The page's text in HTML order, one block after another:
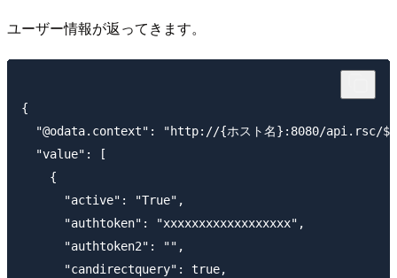
ユーザー情報が返ってきます。
{
"@odata.context": "http://{ホスト名}:8080/api.rsc/
  "value": [
    {
      "active": "True",
      "authtoken": "xxxxxxxxxxxxxxxxxx",
      "authtoken2": "",
      "candirectquery": true,